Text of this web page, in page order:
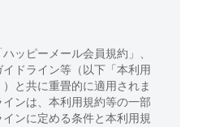
ッピーメール会員規約」、
ドライン等（以下「本利用
と共に重畳的に適用されま
ンは、本利用規約等の一部
ンに定める条件と本利用規